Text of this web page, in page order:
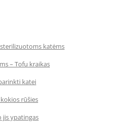
sterilizuotoms katėms
– Tofu kraikas
katei
rūšies
jis ypatingas